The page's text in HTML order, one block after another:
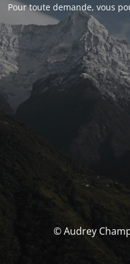
Pour toute demande, vous
© Audrey